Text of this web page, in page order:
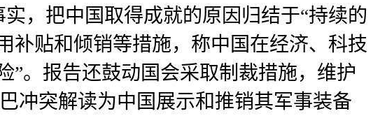
，把中国取得成就的原因归结于“持续的
补贴和倾销等措施，称中国在经济、科技
”。报告还鼓动国会采取制裁措施，维护
冲突解读为中国展示和推销其军事装备